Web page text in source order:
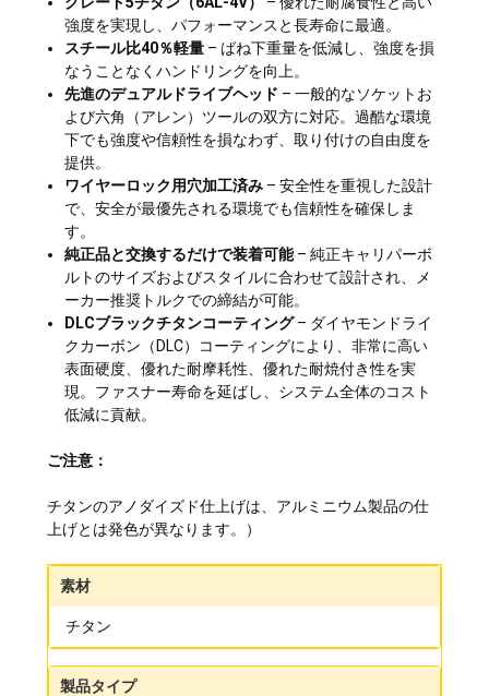
強度を実現し、パフォーマンスと長寿命に最適。
スチール比40％軽量 – ばね下重量を低減し、強度を損
なうことなくハンドリングを向上。
先進のデュアルドライブヘッド – 一般的なソケットお
よび六角（アレン）ツールの双方に対応。過酷な環境
下でも強度や信頼性を損なわず、取り付けの自由度を
提供。
ワイヤーロック用穴加工済み – 安全性を重視した設計
で、安全が最優先される環境でも信頼性を確保しま
す。
純正品と交換するだけで装着可能– 純正キャリパーボ
ルトのサイズおよびスタイルに合わせて設計され、メ
ーカー推奨トルクでの締結が可能。
DLCブラックチタンコーティング– ダイヤモンドライ
クカーボン（DLC）コーティングにより、非常に高い
表面硬度、優れた耐摩耗性、優れた耐焼付き性を実
現。ファスナー寿命を延ばし、システム全体のコスト
低減に貢献。
ご注意：
チタンのアノダイズド仕上げは、アルミニウム製品の仕
上げとは発色が異なります。）
素材
チタン
製品タイプ